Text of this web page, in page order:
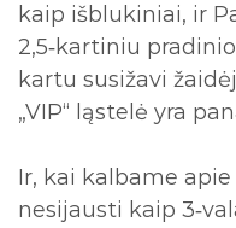
kaip išblukiniai, ir
2,5‑kartiniu
kartu susižavi
„VIP“ ląstelė yra
Ir, kai kalbame apie
nesijausti kaip